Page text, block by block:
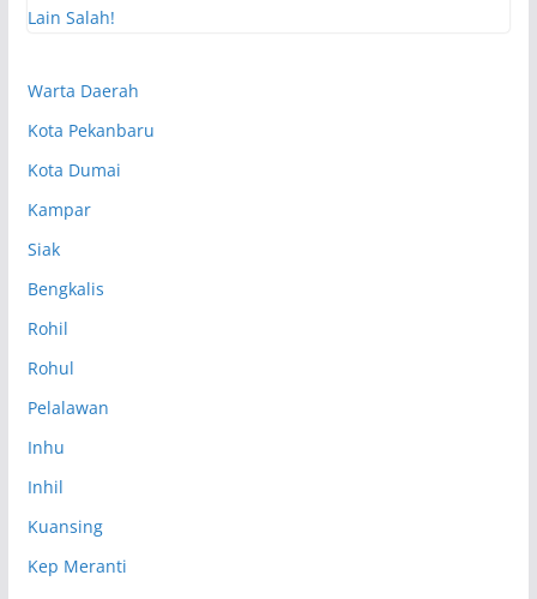
Warta Daerah
Kota Pekanbaru
Kota Dumai
Kampar
Siak
Bengkalis
Rohil
Rohul
Pelalawan
Inhu
Inhil
Kuansing
Kep Meranti